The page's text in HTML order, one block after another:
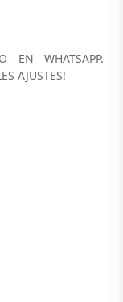
EN WHATSAPP.
AJUSTES!